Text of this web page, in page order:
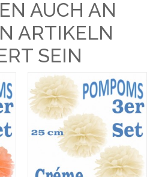
AUCH AN
ARTIKELN
SEIN